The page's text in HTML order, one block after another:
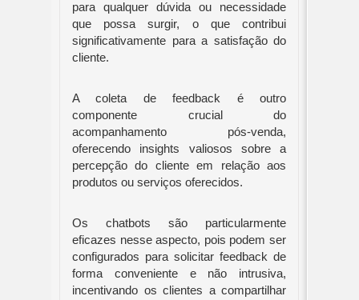
para qualquer dúvida ou necessidade
que possa surgir, o que contribui
significativamente para a satisfação do
cliente.
A coleta de feedback é outro
componente crucial do
acompanhamento pós-venda,
oferecendo insights valiosos sobre a
percepção do cliente em relação aos
produtos ou serviços oferecidos.
Os chatbots são particularmente
eficazes nesse aspecto, pois podem ser
configurados para solicitar feedback de
forma conveniente e não intrusiva,
incentivando os clientes a compartilhar